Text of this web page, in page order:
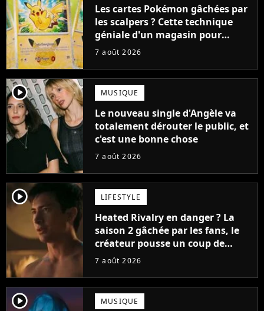
Les cartes Pokémon gâchées par
les scalpers ? Cette technique
géniale d'un magasin pour
ruiner les revendeurs
7 août 2026
player2 MUSIQUE
Le nouveau single d'Angèle va
totalement dérouter le public, et
c'est une bonne chose
7 août 2026
player2 LIFESTYLE
Heated Rivalry en danger ? La
saison 2 gâchée par les fans, le
créateur pousse un coup de
gueule
7 août 2026
player2 MUSIQUE